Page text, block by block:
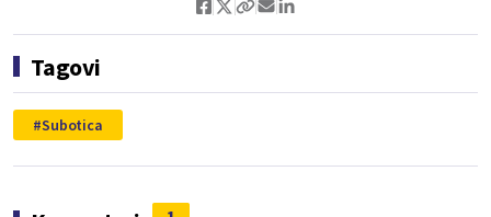
Tagovi
Subotica